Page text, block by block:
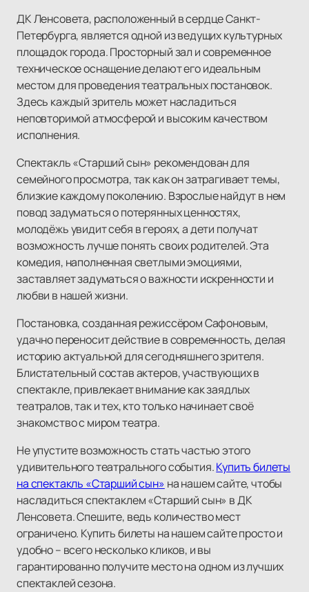
ДК Ленсовета, расположенный в сердце Санкт-
Петербурга, является одной из ведущих культурных
площадок города. Просторный зал и современное
техническое оснащение делают его идеальным
местом для проведения театральных постановок.
Здесь каждый зритель может насладиться
неповторимой атмосферой и высоким качеством
исполнения.
Спектакль «Старший сын» рекомендован для
семейного просмотра, так как он затрагивает темы,
близкие каждому поколению. Взрослые найдут в нем
повод задуматься о потерянных ценностях,
молодёжь увидит себя в героях, а дети получат
возможность лучше понять своих родителей. Эта
комедия, наполненная светлыми эмоциями,
заставляет задуматься о важности искренности и
любви в нашей жизни.
Постановка, созданная режиссёром Сафоновым,
удачно переносит действие в современность, делая
историю актуальной для сегодняшнего зрителя.
Блистательный состав актеров, участвующих в
спектакле, привлекает внимание как заядлых
театралов, так и тех, кто только начинает своё
знакомство с миром театра.
Не упустите возможность стать частью этого
удивительного театрального события.Купить билеты
на спектакль «Старший сын» на нашем сайте, чтобы
насладиться спектаклем «Старший сын» в ДК
Ленсовета. Спешите, ведь количество мест
ограничено. Купить билеты на нашем сайте просто и
удобно – всего несколько кликов, и вы
гарантированно получите место на одном из лучших
спектаклей сезона.